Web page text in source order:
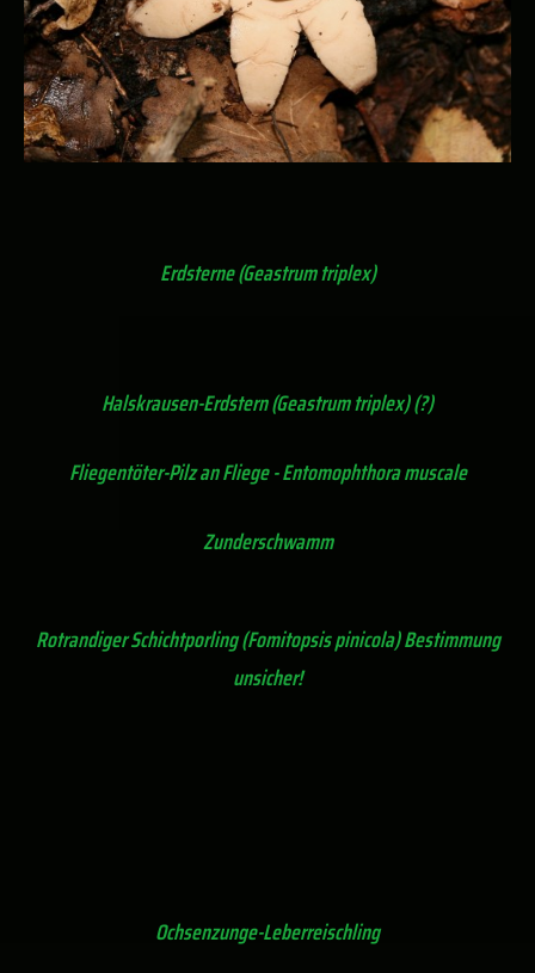
Erdsterne (Geastrum triplex)
Halskrausen-Erdstern (Geastrum triplex) (?)
Fliegentöter-Pilz an Fliege - Entomophthora muscale
Zunderschwamm
Rotrandiger Schichtporling (Fomitopsis pinicola) Bestimmung
unsicher!
Ochsenzunge-Leberreischling